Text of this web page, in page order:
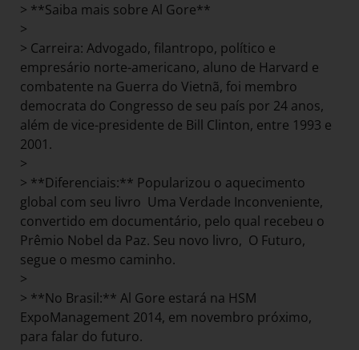
> **Saiba mais sobre Al Gore**
>
> Carreira: Advogado, filantropo, político e
empresário norte-americano, aluno de Harvard e
combatente na Guerra do Vietnã, foi membro
democrata do Congresso de seu país por 24 anos,
além de vice-presidente de Bill Clinton, entre 1993 e
2001.
>
> **Diferenciais:** Popularizou o aquecimento
global com seu livro Uma Verdade Inconveniente,
convertido em documentário, pelo qual recebeu o
Prêmio Nobel da Paz. Seu novo livro, O Futuro,
segue o mesmo caminho.
>
> **No Brasil:** Al Gore estará na HSM
ExpoManagement 2014, em novembro próximo,
para falar do futuro.